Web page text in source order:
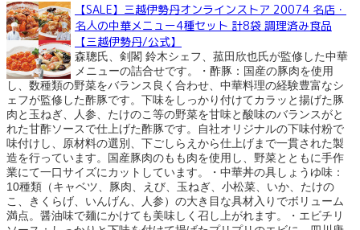
【SALE】三越伊勢丹オンラインストア 20074 名店・
名人の中華メニュー4種セット 計8袋 調理済み食品
【三越伊勢丹/公式】
森聰氏、剣閣 鈴木シェフ、菰田欣也氏が監修した中華
メニューの詰合せです。・酢豚：国産の豚肉を使用
し、数種類の野菜をバランス良く合わせ、中華料理の経験豊富なシ
ェフが監修した酢豚です。下味をしっかり付けてカラッと揚げた豚
肉と玉ねぎ、人参、たけのこ等の野菜を甘味と酸味のバランスがと
れた甘酢ソースで仕上げた酢豚です。自社オリジナルの下味付粉で
味付けし、原材料の選別、下ごしらえから仕上げまで一貫された製
造を行っています。国産豚肉のもも肉を使用し、野菜とともに手作
業にて一口サイズにカットしています。・中華丼の具しょうゆ味：
10種類（キャベツ、豚肉、えび、玉ねぎ、小松菜、いか、たけの
こ、きくらげ、いんげん、人参）の大き目な具材入りでボリューム
満点。醤油味で麺にかけても美味しく召し上がれます。・エビチリ